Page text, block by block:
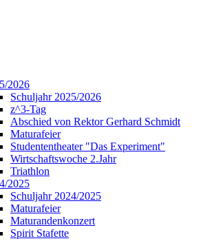
2026
Schuljahr 2025/2026
z^3-Tag
Abschied von Rektor Gerhard Schmidt
Maturafeier
Studententheater "Das Experiment"
Wirtschaftswoche 2.Jahr
Triathlon
2025
Schuljahr 2024/2025
Maturafeier
Maturandenkonzert
Spirit Stafette